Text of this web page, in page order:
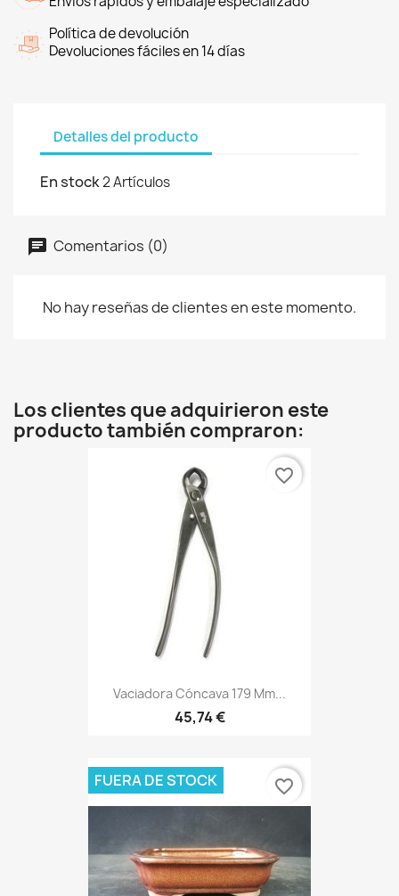
Política de devolución
Devoluciones fáciles en 14 días
Detalles del producto
En stock2 Artículos
Comentarios (0)
No hay reseñas de clientes en este momento.
Los clientes que adquirieron este
producto también compraron:
Vaciadora Cóncava 179 Mm...
45,74 €
favorite_border
FUERA DE STOCK favorite_border